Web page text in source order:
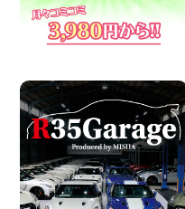
体調崩し
ハイエー
ールが付
※※超格安
の軽バン
島根県 出